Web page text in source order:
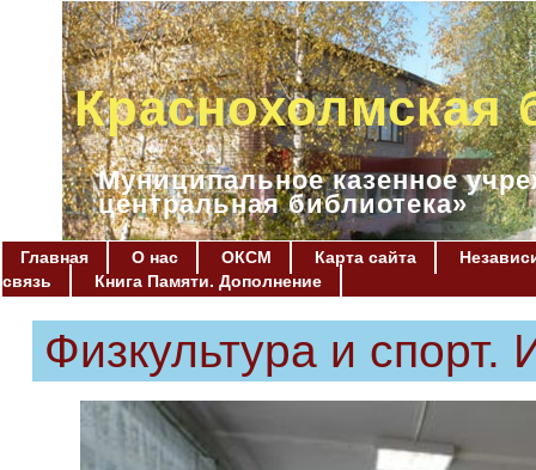
Краснохолмская
Муниципальное казенное
центральная библиотека»
Главная О нас ОКСМ Карта сайта
связь
Книга Памяти. Дополнение
Физкультура и спорт.